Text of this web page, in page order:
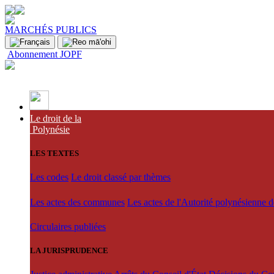
MARCHÉS PUBLICS
Abonnement JOPF
Le droit de la
Polynésie
LES TEXTES
Les codes Le droit classé par thèmes
Les actes des communes Les actes de l'Autorité polynésienne
Circulaires publiées
LA JURISPRUDENCE